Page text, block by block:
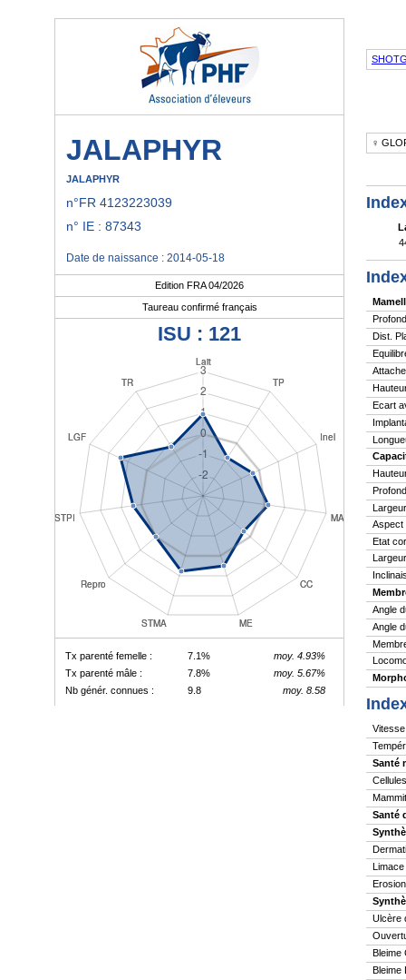
JALAPHYR
JALAPHYR
n°FR 4123223039
n° IE : 87343
Date de naissance : 2014-05-18
Edition FRA 04/2026
Taureau confirmé français
ISU : 121
Tx parenté femelle : 7.1%
moy. 4.93%
Tx parenté mâle :
7.8%
moy. 5.67%
Nb génér. connues :
9.8 moy. 8.58
♀
Dist.
Ecart
Aspect
Etat
Angle
Angle
Santé
Cellules
Santé
Limace
Erosion
Ulcère
Bleime
Bleime